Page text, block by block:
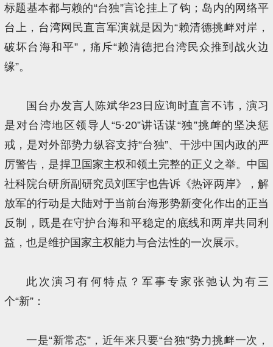
标题基本都与赖的“台独”言论挂上了钩；岛内的网络平
台上，台湾网民直言军演就是因为“赖清德挑衅对岸，
破坏台海和平”，痛斥“赖清德把台湾民众推到战火边
缘”。
国台办发言人陈斌华23日应询时直言不讳，演习
是对台湾地区领导人“5·20”讲话谋“独”挑衅的坚决惩
戒，是对外部势力纵容支持“台独”、干涉中国内政的严
厉警告，是捍卫国家主权和领土完整的正义之举。中国
社科院台研所副研究员刘匡宇也告诉《热评两岸》，解
放军的行动是大陆对于当前台海形势新变化作出的正当
反制，既是在守护台海和平稳定的底线和两岸共同利
益，也是维护国家主权能力与合法性的一次展示。
此次演习有何特点？军事专家张弛认为有三
个“新”：
一是“新常态”，近年来只要“台独”势力挑衅一次，